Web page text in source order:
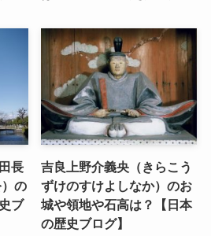
長
の
ブ
吉良上野介義央（きらこう
ずけのすけよしなか）のお
城や領地や石高は？【日本
の歴史ブログ】